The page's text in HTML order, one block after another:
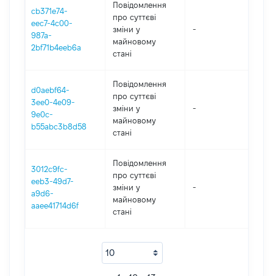
cb371e74-
eec7-4c00-
987a-
2bf71b4eeb6a
Повідомлення
про суттєві
зміни y
майновому
стані
-
d0aebf64-
3ee0-4e09-
9e0c-
b55abc3b8d58
Повідомлення
про суттєві
зміни y
майновому
стані
-
3012c9fc-
eeb3-49d7-
a9d6-
aaee41714d6f
Повідомлення
про суттєві
зміни y
майновому
стані
-